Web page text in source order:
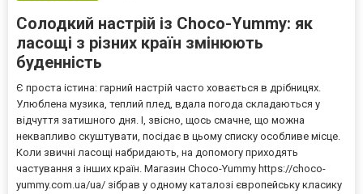
Солодкий настрій із Choco-Yummy: як
ласощі з різних країн змінюють
буденність
Є проста істина: гарний настрій часто ховається в дрібницях.
Улюблена музика, теплий плед, вдала погода складаються у
відчуття затишного дня. І, звісно, щось смачне, що можна
неквапливо скуштувати, посідає в цьому списку особливе місце.
Коли звичні ласощі набридають, на допомогу приходять
частування з інших країн. Магазин Choco-Yummy https://choco-
yummy.com.ua/ua/ зібрав у одному каталозі європейську класику